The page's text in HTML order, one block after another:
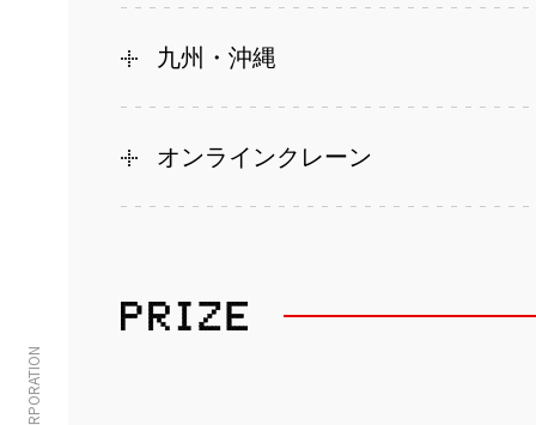
九州・沖縄
オンラインクレーン